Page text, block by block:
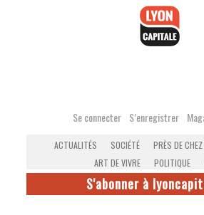
Se connecter S’enregistrer
ACTUALITÉS SOCIÉTÉ PRÈS DE
ART DE VIVRE
POLITIQUE
S'abonner à